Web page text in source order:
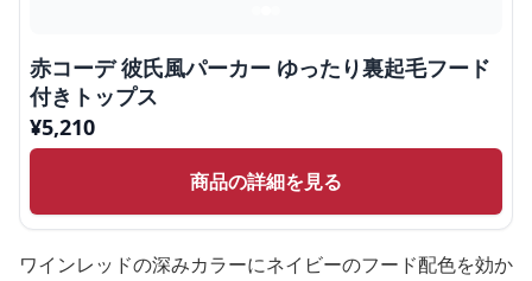
赤コーデ 彼氏風パーカー ゆったり裏起毛フード
付きトップス
¥5,210
商品の詳細を見る
ワインレッドの深みカラーにネイビーのフード配色を効か